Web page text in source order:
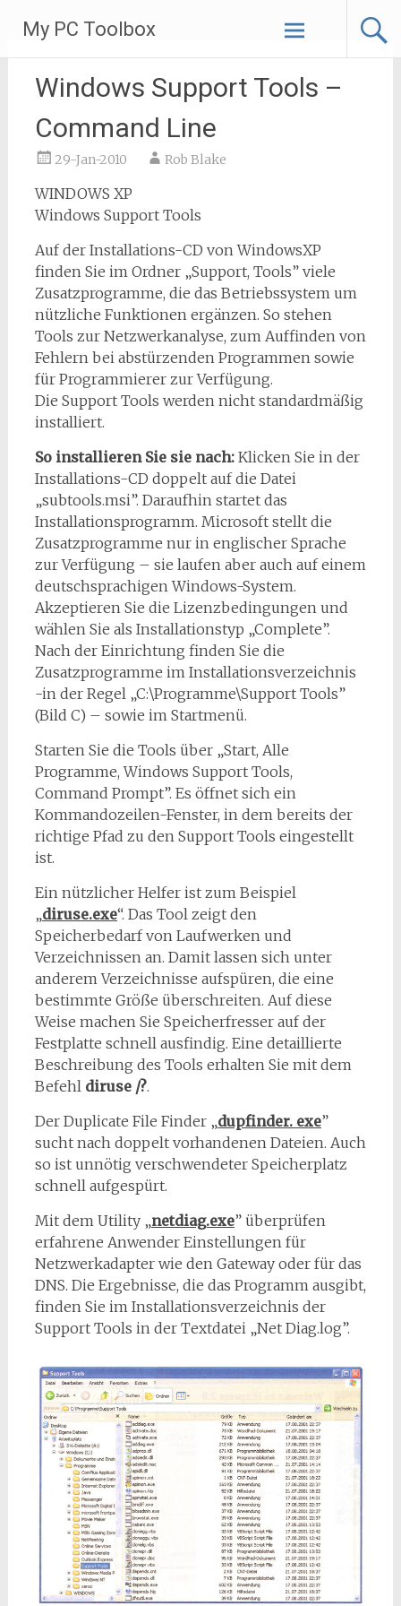
content
My PC Toolbox
Windows Support Tools –
Command Line
29-Jan-2010 Rob Blake
WINDOWS XP
Windows Support Tools
Auf der Installations-CD von WindowsXP
finden Sie im Ordner „Support, Tools” viele
Zusatzprogramme, die das Betriebssystem um
nützliche Funktionen ergänzen. So stehen
Tools zur Netzwerkanalyse, zum Auffinden von
Fehlern bei abstürzenden Programmen sowie
für Programmierer zur Verfügung.
Die Support Tools werden nicht standardmäßig
installiert.
So installieren Sie sie nach: Klicken Sie in der
Installations-CD doppelt auf die Datei
„subtools.msi”. Daraufhin startet das
Installationsprogramm. Microsoft stellt die
Zusatzprogramme nur in englischer Sprache
zur Verfügung – sie laufen aber auch auf einem
deutschsprachigen Windows-System.
Akzeptieren Sie die Lizenzbedingungen und
wählen Sie als Installationstyp „Complete”.
Nach der Einrichtung finden Sie die
Zusatzprogramme im Installationsverzeichnis
-in der Regel „C:\Programme\Support Tools”
(Bild C) – sowie im Startmenü.
Starten Sie die Tools über „Start, Alle
Programme, Windows Support Tools,
Command Prompt”. Es öffnet sich ein
Kommandozeilen-Fenster, in dem bereits der
richtige Pfad zu den Support Tools eingestellt
ist.
Ein nützlicher Helfer ist zum Beispiel
„diruse.exe“. Das Tool zeigt den
Speicherbedarf von Laufwerken und
Verzeichnissen an. Damit lassen sich unter
anderem Verzeichnisse aufspüren, die eine
bestimmte Größe überschreiten. Auf diese
Weise machen Sie Speicherfresser auf der
Festplatte schnell ausfindig. Eine detaillierte
Beschreibung des Tools erhalten Sie mit dem
Befehl diruse /?.
Der Duplicate File Finder „dupfinder. exe”
sucht nach doppelt vorhandenen Dateien. Auch
so ist unnötig verschwendeter Speicherplatz
schnell aufgespürt.
Mit dem Utility „netdiag.exe” überprüfen
erfahrene Anwender Einstellungen für
Netzwerkadapter wie den Gateway oder für das
DNS. Die Ergebnisse, die das Programm ausgibt,
finden Sie im Installationsverzeichnis der
Support Tools in der Textdatei „Net Diag.log”.